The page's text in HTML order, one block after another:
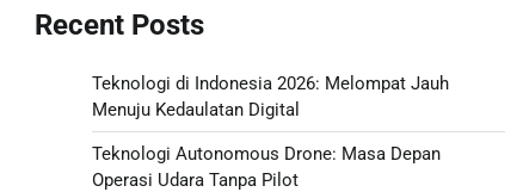
Recent Posts
Teknologi di Indonesia 2026: Melompat Jauh
Menuju Kedaulatan Digital
Teknologi Autonomous Drone: Masa Depan
Operasi Udara Tanpa Pilot